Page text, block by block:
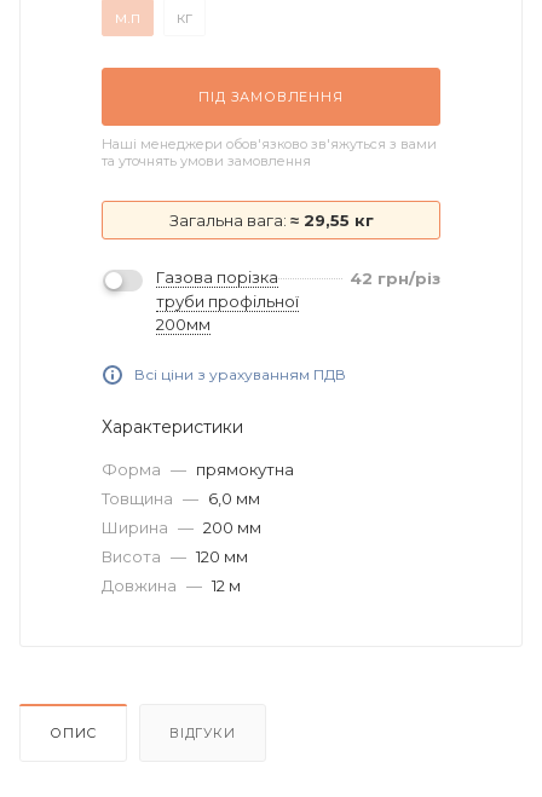
м.п
кг
ПІД ЗАМОВЛЕННЯ
Наші менеджери обов'язково зв'яжуться з вами
та уточнять умови замовлення
Загальна вага: ≈ 29,55 кг
Газова порізка
труби профільної
200мм
42 грн/різ
Всі ціни з урахуванням ПДВ
Характеристики
Форма — прямокутна
Товщина — 6,0 мм
Ширина — 200 мм
Висота — 120 мм
Довжина — 12 м
ОПИС ВІДГУКИ